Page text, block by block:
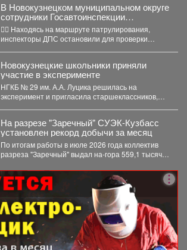
В Новокузнецком муниципальном округе
сотрудники Госавтоинспекции
задержали нетрезвого водителя,
повторно севшего за руль в состоянии
опьянения
👮‍♂ Находясь на маршруте патрулирования,
инспекторы ДПС остановили для проверки
Новокузнецкие школьники приняли
участие в эксперименте
НГКБ № 29 им. А.А. Луцика решилась на
эксперимент и пригласила старшеклассников,
На разрезе "Заречный" СУЭК-Кузбасс
установлен рекорд добычи за месяц
По итогам работы в июле 2026 года коллектив
разреза "Заречный" выдал на-гора 559,1 тысяч